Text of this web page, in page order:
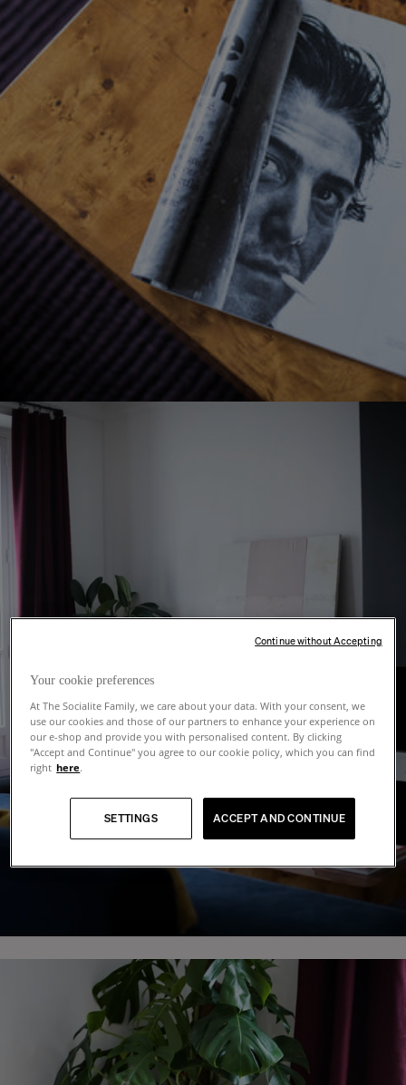
Your cookie preferences
At The Socialite Family, we care about your data. With your consent, we
use our cookies and those of our partners to enhance your experience on
our e-shop and provide you with personalised content. By clicking
"Accept and Continue" you agree to our cookie policy, which you can find
right here.
ACCEPT AND CONTINUE
SETTINGS
Continue without Accepting